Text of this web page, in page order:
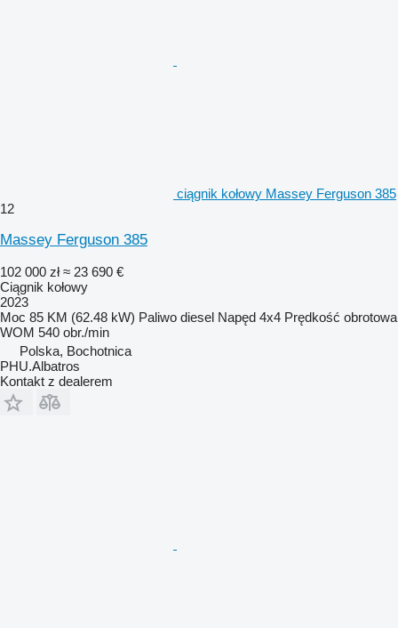
ciągnik kołowy Massey Ferguson 385
12
Massey Ferguson 385
102 000 zł ≈ 23 690 €
Ciągnik kołowy
2023
Moc 85 KM (62.48 kW) Paliwo diesel Napęd 4x4 Prędkość obrotowa
WOM 540 obr./min
Polska, Bochotnica
PHU.Albatros
Kontakt z dealerem